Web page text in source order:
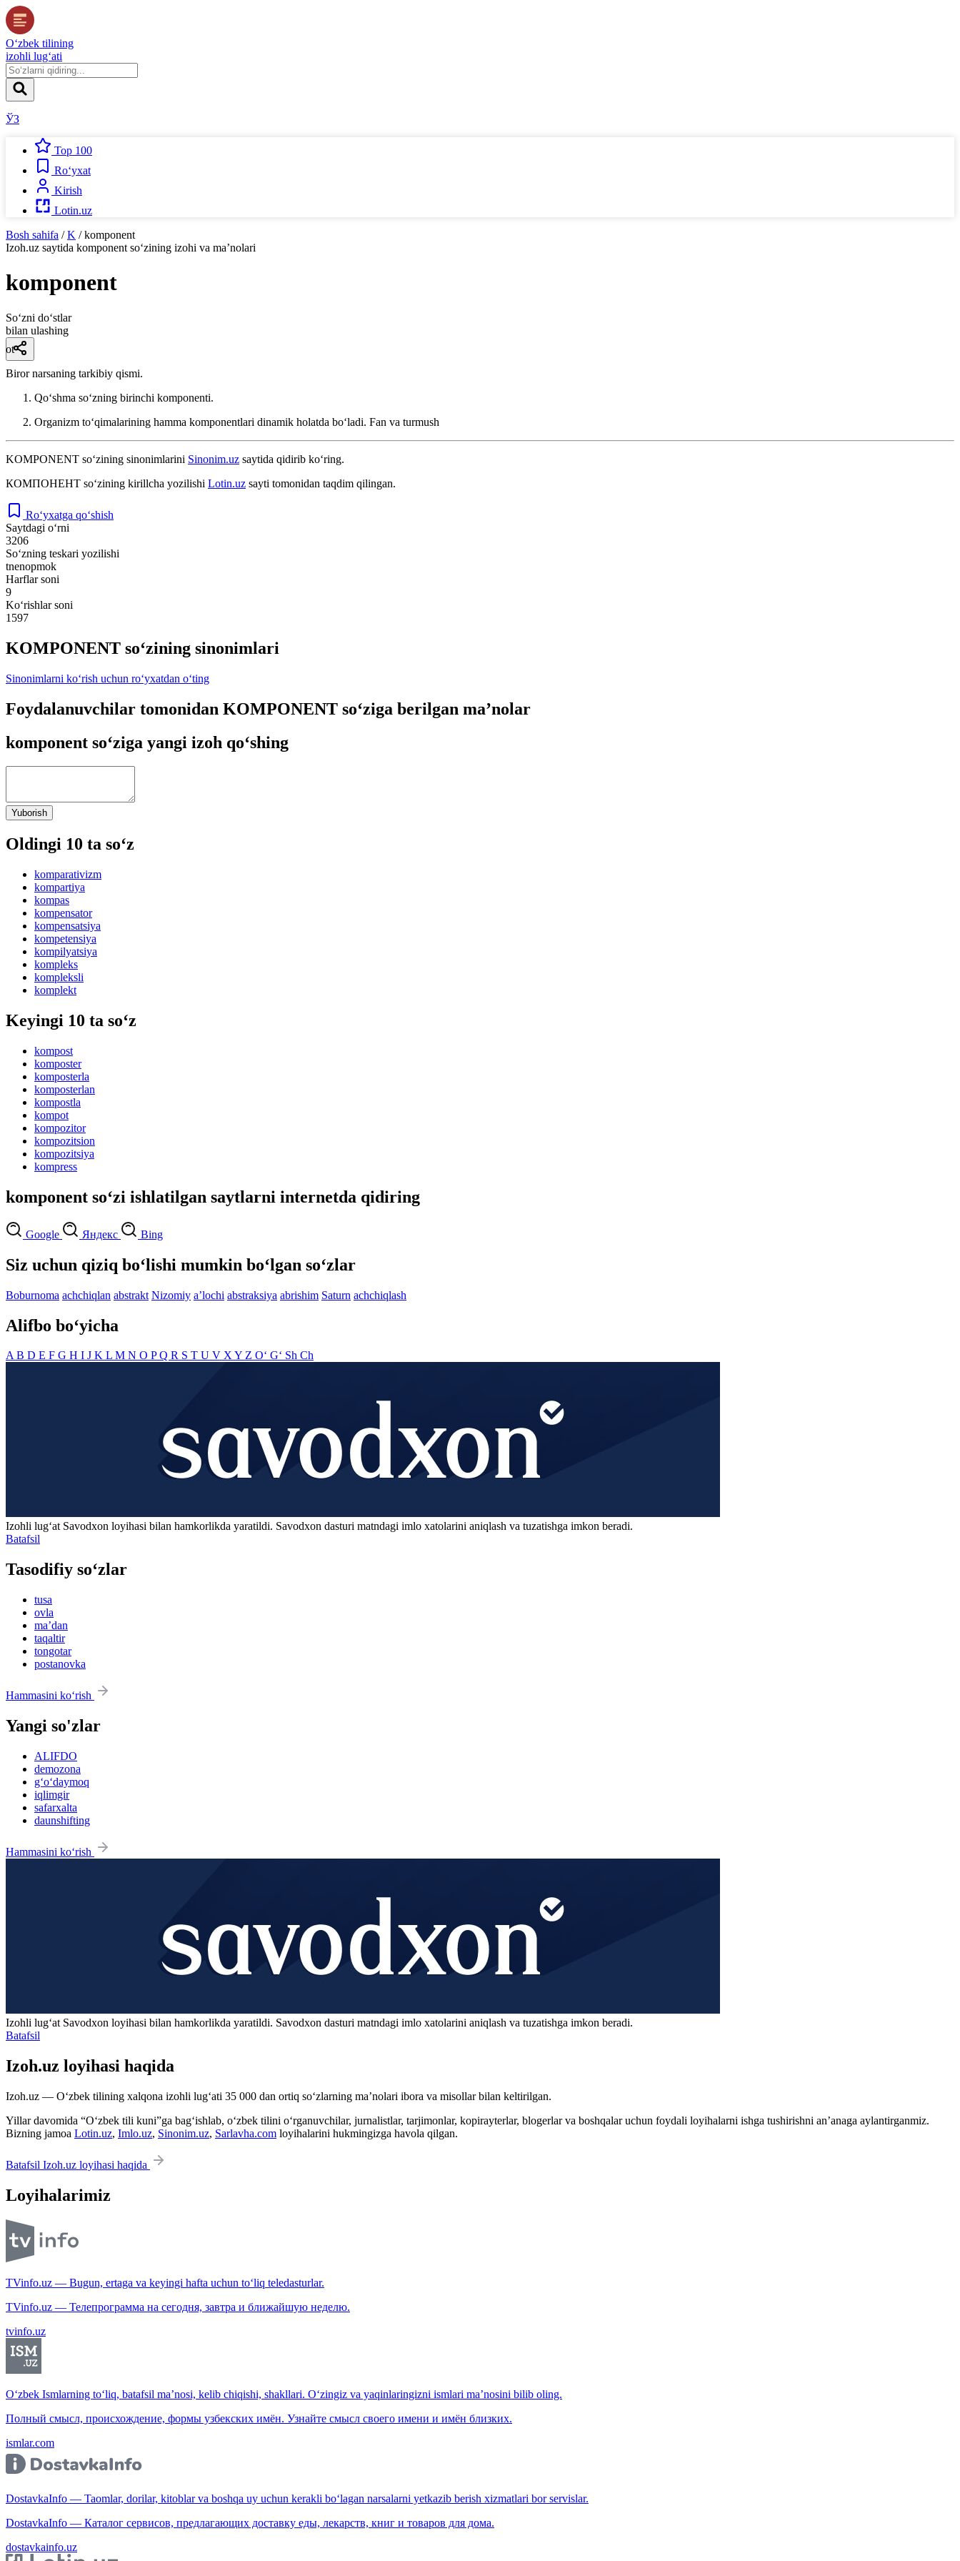
O‘zbek tilining
izohli lug‘ati
ЎЗ
Top 100
Ro‘yxat
Kirish
Lotin.uz
Bosh sahifa / K / komponent
Izoh.uz saytida komponent so‘zining izohi va ma’nolari
komponent
So‘zni do‘stlar
bilan ulashing
ot
Biror narsaning tarkibiy qismi.
Qoʻshma soʻzning birinchi komponenti.
Organizm toʻqimalarining hamma komponentlari dinamik holatda boʻladi. Fan va turmush
KOMPONENT so‘zining sinonimlarini Sinonim.uz saytida qidirib ko‘ring.
КОМПОНЕНТ so‘zining kirillcha yozilishi Lotin.uz sayti tomonidan taqdim qilingan.
Ro‘yxatga qo‘shish
Saytdagi o‘rni
3206
So‘zning teskari yozilishi
tnenopmok
Harflar soni
9
Ko‘rishlar soni
1597
KOMPONENT so‘zining sinonimlari
Sinonimlarni ko‘rish uchun ro‘yxatdan o‘ting
Foydalanuvchilar tomonidan KOMPONENT so‘ziga berilgan ma’nolar
komponent so‘ziga yangi izoh qo‘shing
Yuborish
Oldingi 10 ta so‘z
komparativizm
kompartiya
kompas
kompensator
kompensatsiya
kompetensiya
kompilyatsiya
kompleks
kompleksli
komplekt
Keyingi 10 ta so‘z
kompost
komposter
komposterla
komposterlan
kompostla
kompot
kompozitor
kompozitsion
kompozitsiya
kompress
komponent so‘zi ishlatilgan saytlarni internetda qidiring
Google Яндекс Bing
Siz uchun qiziq bo‘lishi mumkin bo‘lgan so‘zlar
Boburnoma achchiqlan abstrakt Nizomiy aʼlochi abstraksiya abrishim Saturn achchiqlash
Alifbo bo‘yicha
AB D E F G H I J K L M N O PQ R S T U V XY Z O‘ G‘ Sh Ch
Izohli lugʻat Savodxon loyihasi bilan hamkorlikda yaratildi. Savodxon dasturi matndagi imlo xatolarini aniqlash va tuzatishga imkon beradi.
Batafsil
Tasodifiy so‘zlar
tusa
ovla
maʼdan
taqaltir
tongotar
postanovka
Hammasini ko‘rish
Yangi so'zlar
ALIFDO
demozona
g‘o‘daymoq
iqlimgir
safarxalta
daunshifting
Hammasini ko‘rish
Izohli lugʻat Savodxon loyihasi bilan hamkorlikda yaratildi. Savodxon dasturi matndagi imlo xatolarini aniqlash va tuzatishga imkon beradi.
Batafsil
Izoh.uz loyihasi haqida
Izoh.uz — O‘zbek tilining xalqona izohli lug‘ati 35 000 dan ortiq so‘zlarning ma’nolari ibora va misollar bilan keltirilgan.
Yillar davomida “O‘zbek tili kuni”ga bag‘ishlab, o‘zbek tilini o‘rganuvchilar, jurnalistlar, tarjimonlar, kopirayterlar, blogerlar va boshqalar uchun foydali loyihalarni ishga tushirishni an’anaga aylantirganmiz.
Bizning jamoa Lotin.uz, Imlo.uz, Sinonim.uz, Sarlavha.com loyihalarini hukmingizga havola qilgan.
Batafsil Izoh.uz loyihasi haqida
Loyihalarimiz
TVinfo.uz — Bugun, ertaga va keyingi hafta uchun to‘liq teledasturlar.
TVinfo.uz — Телепрограмма на сегодня, завтра и ближайшую неделю.
tvinfo.uz
O‘zbek Ismlarning to‘liq, batafsil ma’nosi, kelib chiqishi, shakllari. O‘zingiz va yaqinlaringizni ismlari ma’nosini bilib oling.
Полный смысл, происхождение, формы узбекских имён. Узнайте смысл своего имени и имён близких.
ismlar.com
DostavkaInfo — Taomlar, dorilar, kitoblar va boshqa uy uchun kerakli bo‘lagan narsalarni yetkazib berish xizmatlari bor servislar.
DostavkaInfo — Каталог сервисов, предлагающих доставку еды, лекарств, книг и товаров для дома.
dostavkainfo.uz